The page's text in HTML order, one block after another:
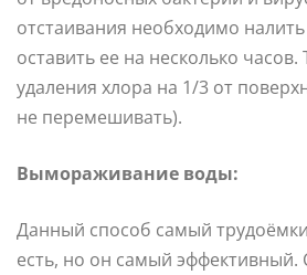
отстаивания необходимо
оставить ее на несколько
удаления хлора на 1/3 от
не перемешивать).
Вымораживание воды:
Данный способ самый
есть, но он самый эффективный.